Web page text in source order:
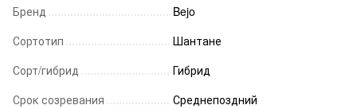
Бренд
Bejo
Сортотип
Шантане
Сорт/гибрид
Гибрид
Срок созревания
Среднепоздний